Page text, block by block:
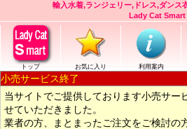
輸入水着,ランジェリー,ドレス,ダンス
Lady Cat Smart
トップ お気に入り 利用案内
小売サービス終了
当サイトでご提供しております小売サー
せていただきました。
業者の方、まとまったご注文をご検討の